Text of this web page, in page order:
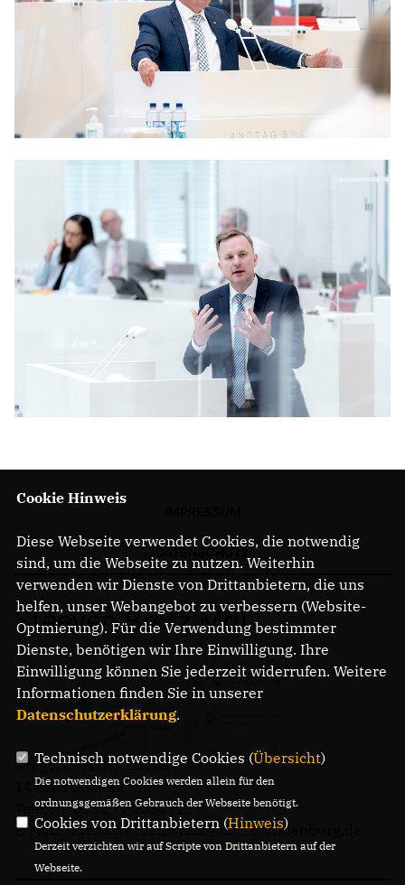
Steeven Bretz MdL
Gregor-Mendel-Straße 3
14469 Potsdam
Telefon: 0331 - 20085713
E-Mail: buero.steeven.bretz@mdl.brandenburg.de
Cookie Hinweis
Diese Webseite verwendet Cookies, die notwendig
sind, um die Webseite zu nutzen. Weiterhin
verwenden wir Dienste von Drittanbietern, die uns
helfen, unser Webangebot zu verbessern (Website-
Optmierung). Für die Verwendung bestimmter
Dienste, benötigen wir Ihre Einwilligung. Ihre
Einwilligung können Sie jederzeit widerrufen. Weitere
Informationen finden Sie in unserer
Datenschutzerklärung.
Technisch notwendige Cookies (Übersicht)
Die notwendigen Cookies werden allein für den
ordnungsgemäßen Gebrauch der Webseite benötigt.
Cookies von Drittanbietern (Hinweis)
Derzeit verzichten wir auf Scripte von Drittanbietern auf der
Webseite.